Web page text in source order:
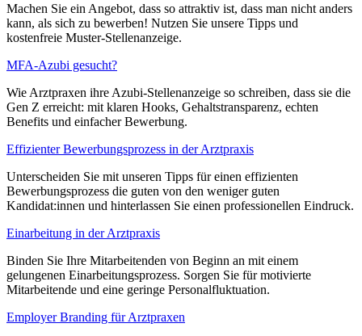
Machen Sie ein Angebot, dass so attraktiv ist, dass man nicht anders
kann, als sich zu bewerben! Nutzen Sie unsere Tipps und
kostenfreie Muster-Stellenanzeige.
MFA-Azubi gesucht?
Wie Arztpraxen ihre Azubi-Stellenanzeige so schreiben, dass sie die
Gen Z erreicht: mit klaren Hooks, Gehaltstransparenz, echten
Benefits und einfacher Bewerbung.
Effizienter Bewerbungsprozess in der Arztpraxis
Unterscheiden Sie mit unseren Tipps für einen effizienten
Bewerbungsprozess die guten von den weniger guten
Kandidat:innen und hinterlassen Sie einen professionellen Eindruck.
Einarbeitung in der Arztpraxis
Binden Sie Ihre Mitarbeitenden von Beginn an mit einem
gelungenen Einarbeitungsprozess. Sorgen Sie für motivierte
Mitarbeitende und eine geringe Personalfluktuation.
Employer Branding für Arztpraxen